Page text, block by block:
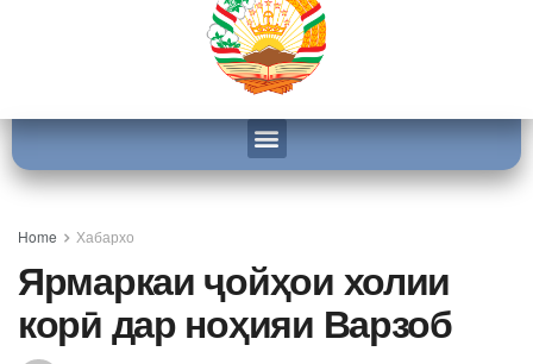
Home Хабархо
Ярмаркаи ҷойҳои холии
корӣ дар ноҳияи Варзоб